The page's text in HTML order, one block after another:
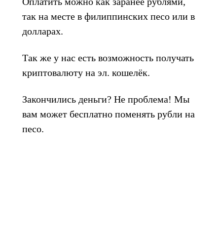
так на месте в филиппинских песо или в
долларах.
Так же у нас есть возможность получать
криптовалюту на эл. кошелёк.
Закончились деньги? Не проблема! Мы
вам может бесплатно поменять рубли на
песо.